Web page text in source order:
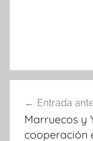
de
entradas
Entrada
Marruecos y
cooperación